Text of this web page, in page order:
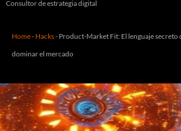
Consultor de estrategia digital
Home- Hacks- Product-Market Fit: El lenguaje secreto
dominar el mercado